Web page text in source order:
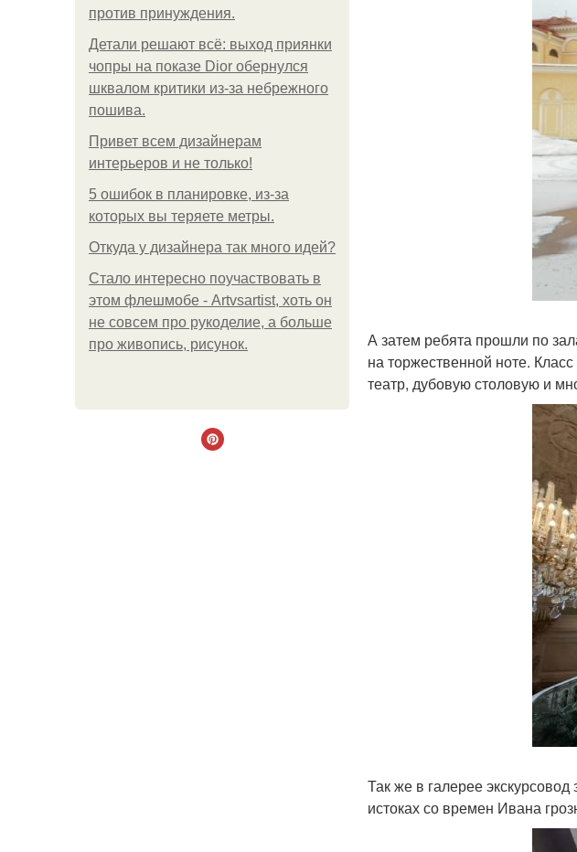
против принуждения.
Детали решают всё: выход приянки
чопры на показе Dior обернулся
шквалом критики из-за небрежного
пошива.
Привет всем дизайнерам
интерьеров и не только!
5 ошибок в планировке, из-за
которых вы теряете метры.
Откуда у дизайнера так много идей?
Стало интересно поучаствовать в
этом флешмобе - Artvsartist, хоть он
не совсем про рукоделие, а больше
про живопись, рисунок.
А затем ребята прошли по
на торжественной ноте.
театр, дубовую столовую и
Так же в галерее
истоках со времен Ивана